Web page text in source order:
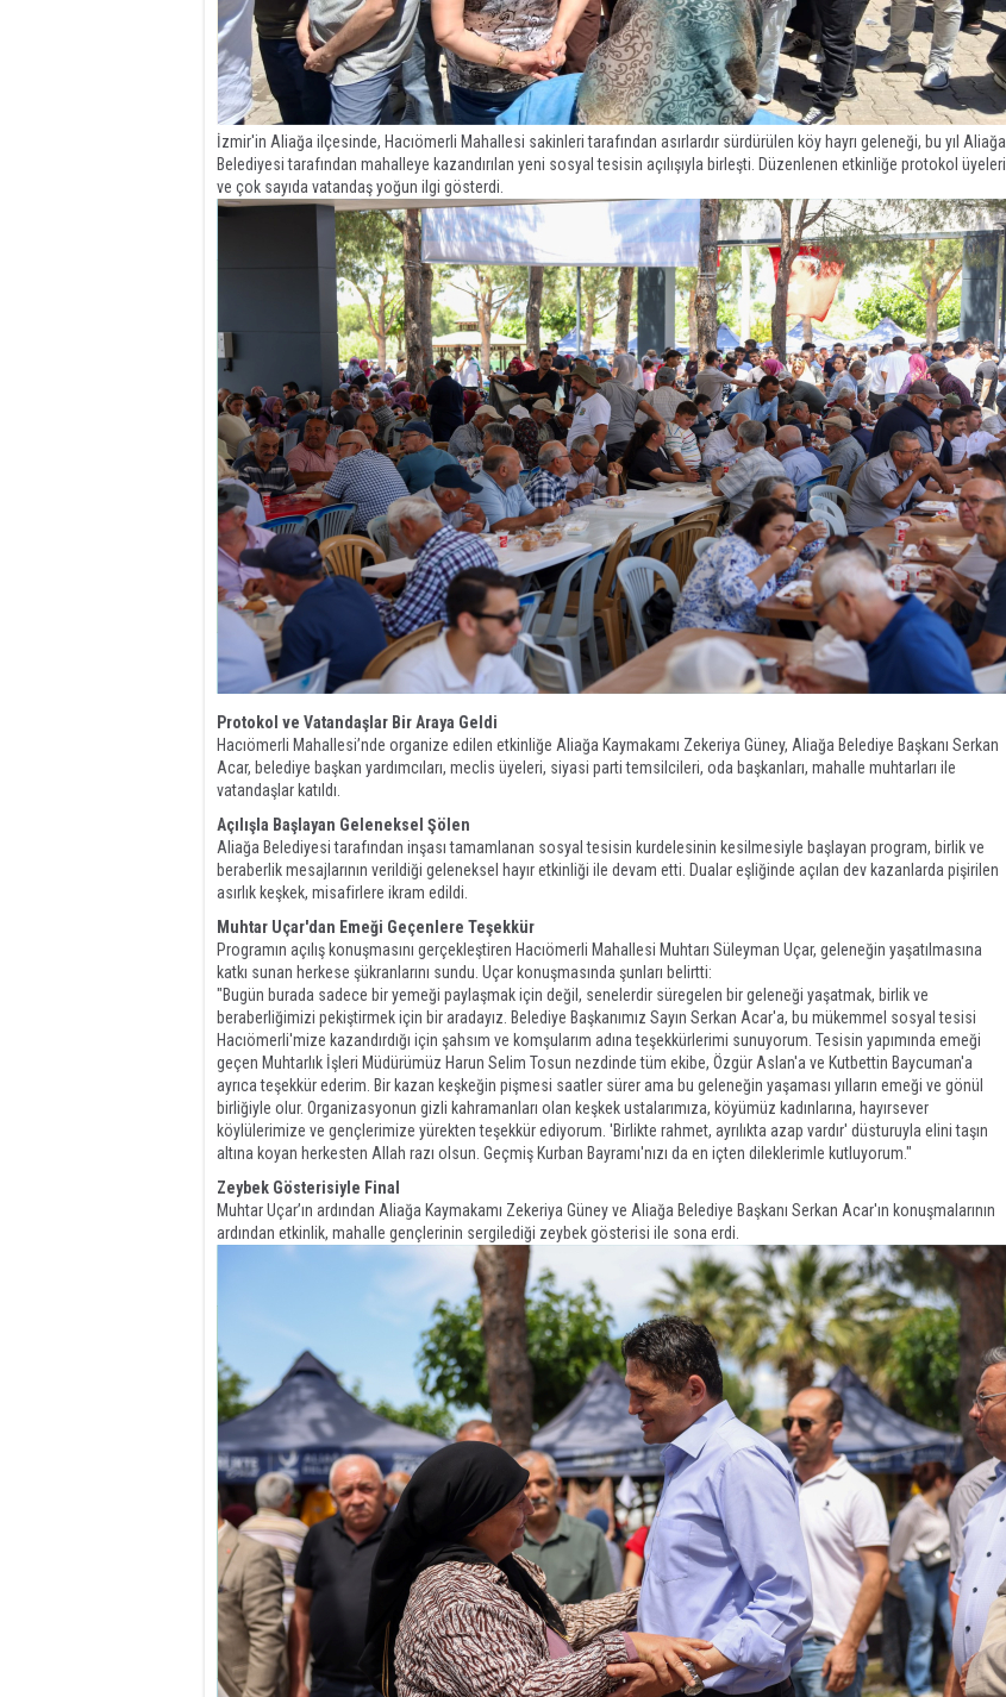
İzmir'in Aliağa ilçesinde, Hacıömerli Mahallesi sakinleri tarafından asırlardır sürdürülen köy hayrı geleneği, bu yıl Aliağa
Belediyesi tarafından mahalleye kazandırılan yeni sosyal tesisin açılışıyla birleşti. Düzenlenen etkinliğe protokol üyeleri
ve çok sayıda vatandaş yoğun ilgi gösterdi.
Protokol ve Vatandaşlar Bir Araya Geldi
Hacıömerli Mahallesi’nde organize edilen etkinliğe Aliağa Kaymakamı Zekeriya Güney, Aliağa Belediye Başkanı Serkan
Acar, belediye başkan yardımcıları, meclis üyeleri, siyasi parti temsilcileri, oda başkanları, mahalle muhtarları ile
vatandaşlar katıldı.
Açılışla Başlayan Geleneksel Şölen
Aliağa Belediyesi tarafından inşası tamamlanan sosyal tesisin kurdelesinin kesilmesiyle başlayan program, birlik ve
beraberlik mesajlarının verildiği geleneksel hayır etkinliği ile devam etti. Dualar eşliğinde açılan dev kazanlarda pişirilen
asırlık keşkek, misafirlere ikram edildi.
Muhtar Uçar'dan Emeği Geçenlere Teşekkür
Programın açılış konuşmasını gerçekleştiren Hacıömerli Mahallesi Muhtarı Süleyman Uçar, geleneğin yaşatılmasına
katkı sunan herkese şükranlarını sundu. Uçar konuşmasında şunları belirtti:
"Bugün burada sadece bir yemeği paylaşmak için değil, senelerdir süregelen bir geleneği yaşatmak, birlik ve
beraberliğimizi pekiştirmek için bir aradayız. Belediye Başkanımız Sayın Serkan Acar'a, bu mükemmel sosyal tesisi
Hacıömerli'mize kazandırdığı için şahsım ve komşularım adına teşekkürlerimi sunuyorum. Tesisin yapımında emeği
geçen Muhtarlık İşleri Müdürümüz Harun Selim Tosun nezdinde tüm ekibe, Özgür Aslan'a ve Kutbettin Baycuman'a
ayrıca teşekkür ederim. Bir kazan keşkeğin pişmesi saatler sürer ama bu geleneğin yaşaması yılların emeği ve gönül
birliğiyle olur. Organizasyonun gizli kahramanları olan keşkek ustalarımıza, köyümüz kadınlarına, hayırsever
köylülerimize ve gençlerimize yürekten teşekkür ediyorum. 'Birlikte rahmet, ayrılıkta azap vardır' düsturuyla elini taşın
altına koyan herkesten Allah razı olsun. Geçmiş Kurban Bayramı'nızı da en içten dileklerimle kutluyorum."
Zeybek Gösterisiyle Final
Muhtar Uçar’ın ardından Aliağa Kaymakamı Zekeriya Güney ve Aliağa Belediye Başkanı Serkan Acar'ın konuşmalarının
ardından etkinlik, mahalle gençlerinin sergilediği zeybek gösterisi ile sona erdi.